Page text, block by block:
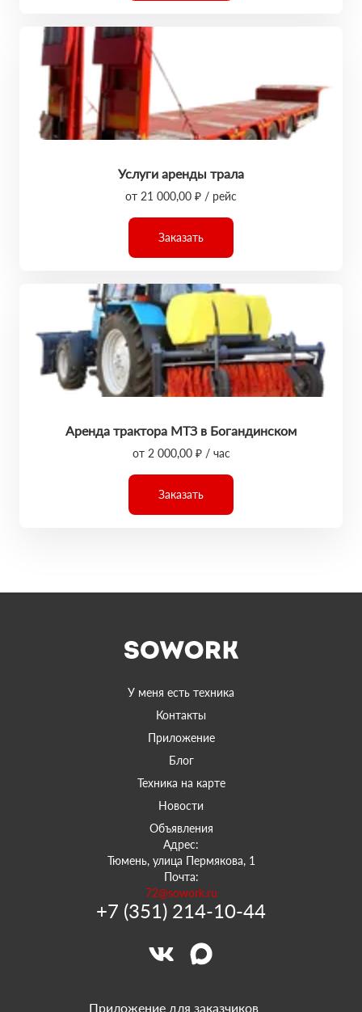
Услуги аренды трала
от 21 000,00 ₽ / рейс
Заказать
Аренда трактора МТЗ в Богандинском
от 2 000,00 ₽ / час
Заказать
У меня есть техника
Контакты
Приложение
Блог
Техника на карте
Новости
Объявления
Адрес:
Тюмень, улица Пермякова, 1
Почта:
72@sowork.ru
+7 (351) 214-10-44
Приложение для заказчиков